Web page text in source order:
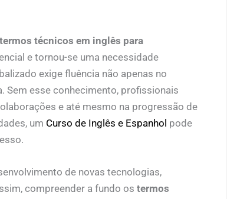
termos técnicos em inglês para
e tornou-se uma necessidade
exige fluência não apenas no
Sem esse conhecimento, profissionais
e até mesmo na progressão de
um Curso de Inglês e Espanhol pode
de novas tecnologias,
compreender a fundo os termos